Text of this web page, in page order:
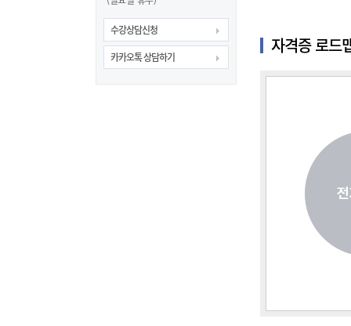
수강상담신청
카카오톡 상담하기
자격증 로드